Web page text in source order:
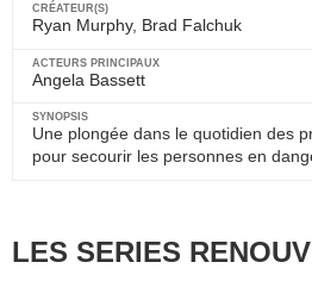
Ryan Murphy, Brad Falchuk
Angela Bassett
Une plongée dans le quotidien des
pour secourir les personnes en
LES SERIES